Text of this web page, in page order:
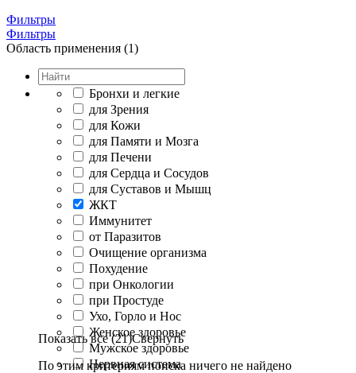
Фильтры
Фильтры
Область применения (1)
Бронхи и легкие
для Зрения
для Кожи
для Памяти и Мозга
для Печени
для Сердца и Сосудов
для Суставов и Мышц
ЖКТ
Иммунитет
от Паразитов
Очищение организма
Похудение
при Онкологии
при Простуде
Ухо, Горло и Нос
Женское здоровье
Мужское здоровье
Нервная система
Показать все (21)Свернуть
По этим критериям поиска ничего не найдено